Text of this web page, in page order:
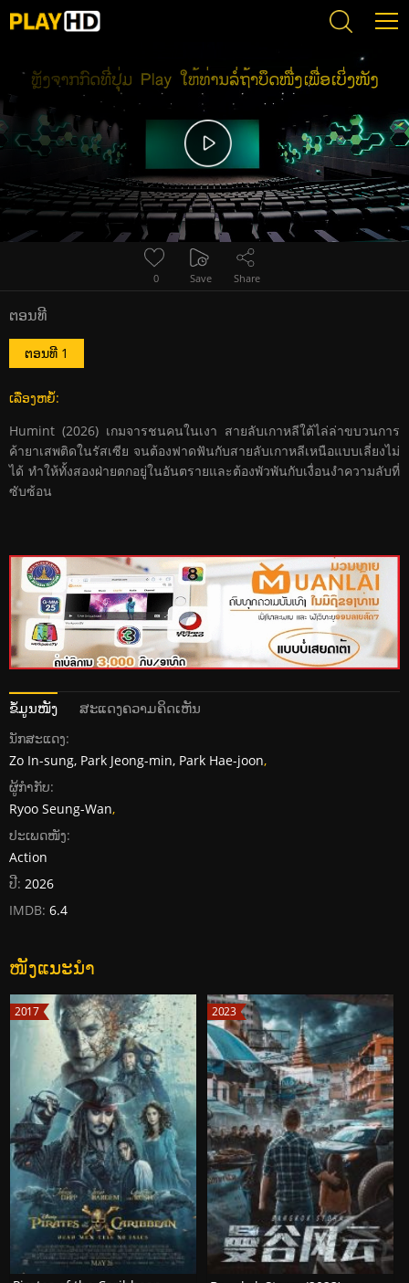
0 Save Share
ຕອນທີ
ຕອນທີ 1
ເລື່ອງຫຍໍ້:
Humint (2026) เกมจารชนคนในเงา สายลับเกาหลีใต้ไล่ล่าขบวนการ
ค้ายาเสพติดในรัสเซีย จนต้องฟาดฟันกับสายลับเกาหลีเหนือแบบเลี่ยงไม่
ได้ ทำให้ทั้งสองฝ่ายตกอยู่ในอันตรายและต้องพัวพันกับเงื่อนงำความลับที่
ซับซ้อน
ຂໍ້ມູນໜັງ ສະແດງຄວາມຄິດເຫັນ
ນັກສະແດງ:
Zo In-sung, Park Jeong-min, Park Hae-joon,
ຜູ້ກໍາກັບ:
Ryoo Seung-Wan,
ປະເພດໜັງ:
Action
ປີ: 2026
IMDB: 6.4
ໜັງແນະນໍາ
2017 2023